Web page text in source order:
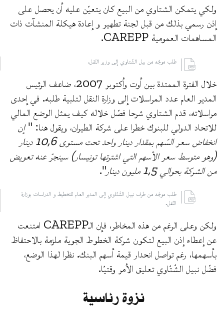
ولكي يتمكن الشتاوي من البيع كان يتعيّن عليه أن يحصل على
إذن رسمي بذلك من قبل لجنة تطهير و إعادة هيكلة المنشآت ذات
المساهمات العمومية CAREPP.
طلب موجّه من بيل الشّتاوي إلى وزير النّقل.
خلال الفترة الممتدة بين أوت وأكتوبر 2007، ضاعف الرئيس
المدير العام عدد المراسلات إلى وزارة النقل لتلبية طلبه. في إحدى
مراسلاته، قدم الشتاوي شرحا فصّل خلاله كيف يمثل الوضع المالي
للاتحاد الدولي للبنوك خطرا على شركة الطيران، ويقول هنا: "إن
انخفاض سعر السّهم بمقدار دينار واحد تحت مستوى 10,6 دينار
(وهو متوسط سعر الأسهم التي اشترتها تونيسار) سينجرّ عنه تعويض
من الشركة بحوالي 1,5 مليون دينار
".
طلب موجّه من طرف نبيل الشّتّاوي إلى المدير العام للتخطيط و الدراسات بوزارة
النّقل.
ولكن وعلى الرغم من هذه المخاطر، فإن الـCAREPP امتنعت
عن إعطاء إذن البيع لتكون شركة الخطوط الجوية ملزمة بالاحتفاظ
بأسهمها، رغم تواصل انحدار قيمة أسهم البنك. نظرا لهذا الوضع،
فضّل نبيل الشّتّاوي تعليق الأمر وقتيّا.
نزوة رئاسية